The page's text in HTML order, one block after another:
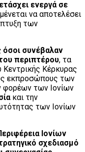
ενεργά σε
να αποτελέσει
των
συνέβαλαν
περιπτέρου, τα
Κέρκυρας
εκπροσώπους των
φορέων των Ιονίων
και την
των Ιονίων
Ιονίων
σχεδιασμό